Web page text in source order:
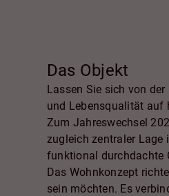
Das Objekt
Lassen Sie sich von
und Lebensqualität auf
Zum Jahreswechsel
zugleich zentraler Lage
funktional durchdachte
Das Wohnkonzept
sein möchten. Es